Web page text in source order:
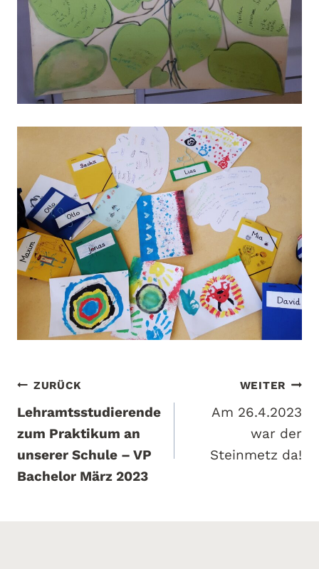
Beitragsnavigation
ZURÜCK
Lehramtsstudierende
zum Praktikum an
unserer Schule – VP
Bachelor März 2023
WEITER
Am 26.4.2023
war der
Steinmetz da!